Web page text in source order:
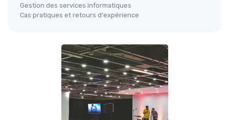
Gestion des services informatiques
Cas pratiques et retours d'expérience